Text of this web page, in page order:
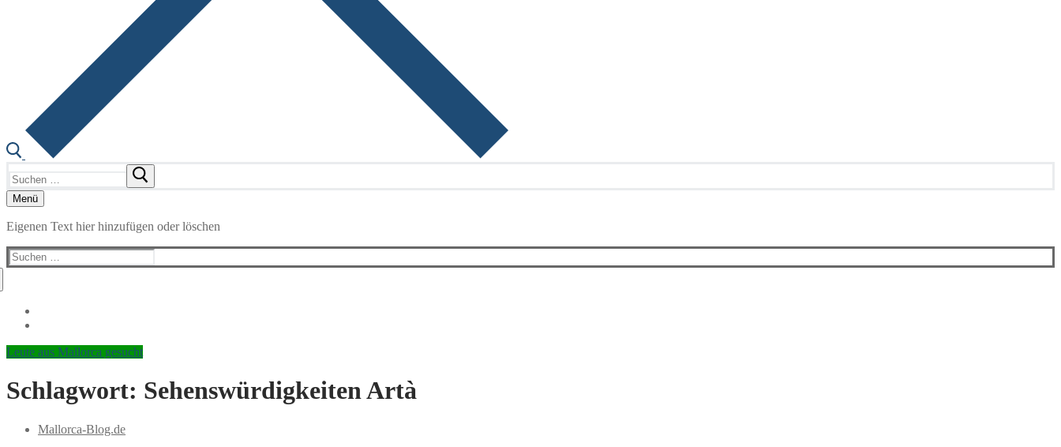
nach:
Menü
Eigenen Text hier hinzufügen oder löschen
Suchen
nach:
Leute aus Mallorca gesucht
Schlagwort: Sehenswürdigkeiten Artà
Mallorca-Blog.de